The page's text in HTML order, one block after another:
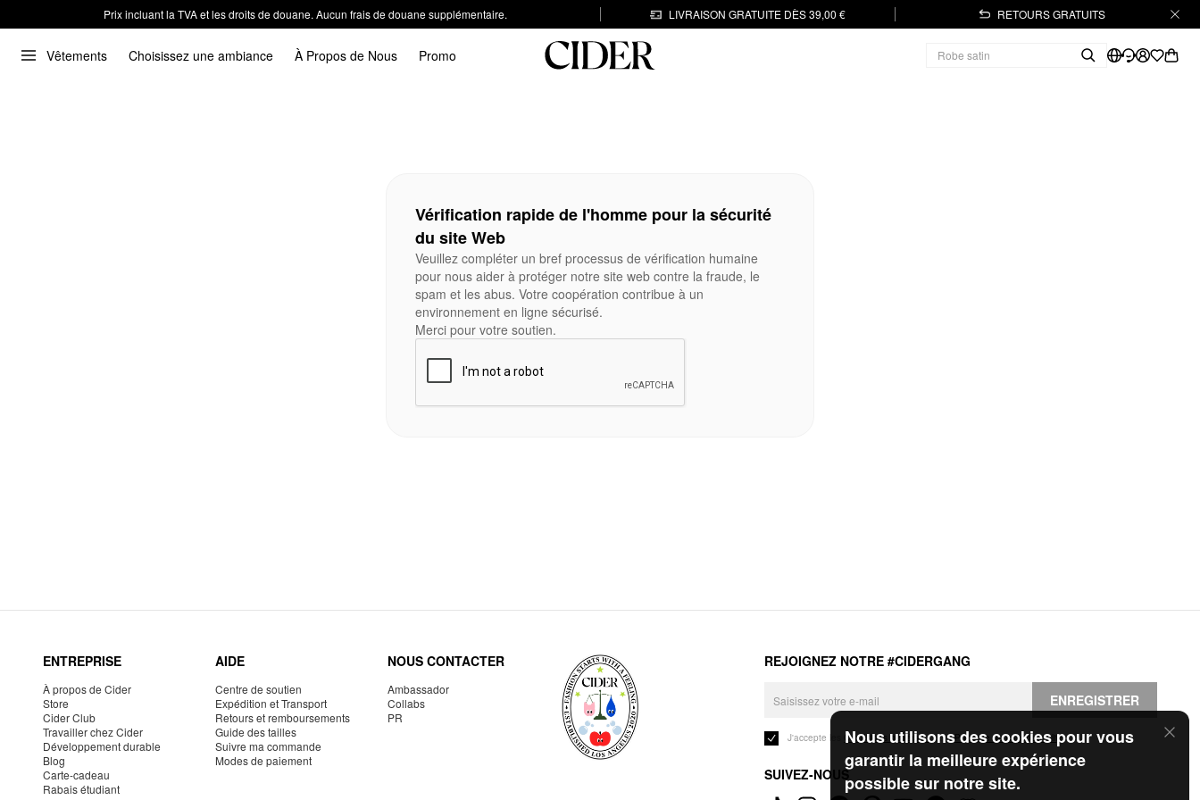
Prix incluant la TVA et les droits de douane. Aucun frais de douane supplémentaire. LIVRAISON GRATUITE DÈS 39,00 € RETOURS GRATUITS
Vêtements Choisissez une ambiance À Propos de Nous Promo
Nous utilisons des cookies pour vous
garantir la meilleure expérience
possible sur notre site.
Vérification rapide de l'homme pour la sécurité
du site Web
Veuillez compléter un bref processus de vérification humaine
pour nous aider à protéger notre site web contre la fraude, le
spam et les abus. Votre coopération contribue à un
environnement en ligne sécurisé.
Merci pour votre soutien.
ENTREPRISE
À propos de Cider
Store
Cider Club
Travailler chez Cider
Développement durable
Blog
Carte-cadeau
Rabais étudiant
AIDE
Centre de soutien
Expédition et Transport
Retours et remboursements
Guide des tailles
Suivre ma commande
Modes de paiement
NOUS CONTACTER
Ambassador
Collabs
PR
REJOIGNEZ NOTRE #CIDERGANG
ENREGISTRER
J'accepte les Conditions généraleset laPolitique de confidentialité.
SUIVEZ-NOUS